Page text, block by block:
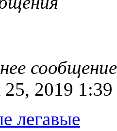
сообщение
2019 1:39
легавые